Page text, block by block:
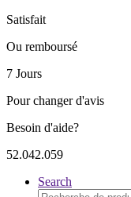
Satisfait
Ou remboursé
7 Jours
Pour changer d'avis
Besoin d'aide?
52.042.059
Search